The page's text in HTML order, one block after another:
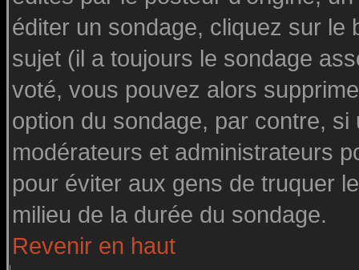
éditer un sondage, cliquez sur le
sujet (il a toujours le sondage
voté, vous pouvez alors
option du sondage, par contre,
modérateurs et administrateurs
pour éviter aux gens de truquer
milieu de la durée du sondage.
Revenir en haut